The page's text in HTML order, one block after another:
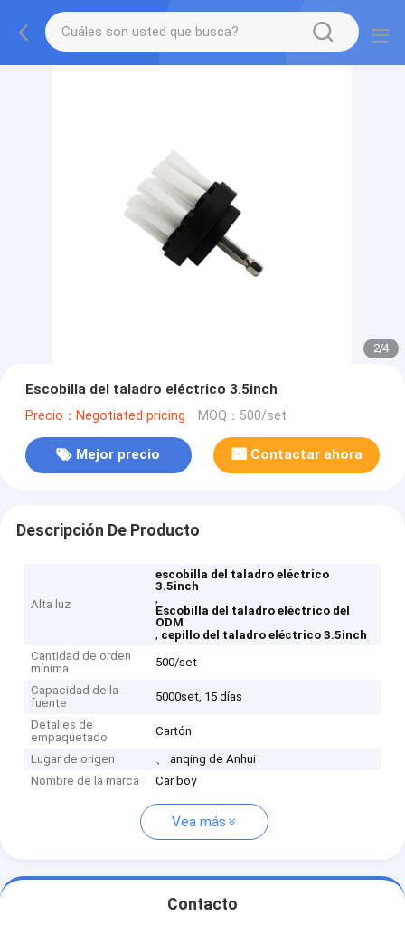
2/4
Escobilla del taladro eléctrico 3.5inch
Precio：Negotiated pricing MOQ：500/set
Mejor precio Contactar ahora
Descripción De Producto
Alta luz
escobilla del taladro eléctrico
3.5inch
,
Escobilla del taladro eléctrico del
ODM
, cepillo del taladro eléctrico 3.5inch
Cantidad de orden
mínima
500/set
Capacidad de la
fuente
5000set, 15 días
Detalles de
empaquetado
Cartón
Lugar de origen
、 anqing de Anhui
Nombre de la marca
Car boy
Vea más
Contacto